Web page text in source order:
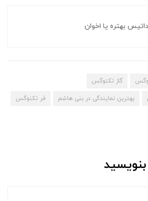
بهتره یا اخوان
گاز تکنوگس
بهترین نمایندگی در بنی هاشم فر تکنوگس